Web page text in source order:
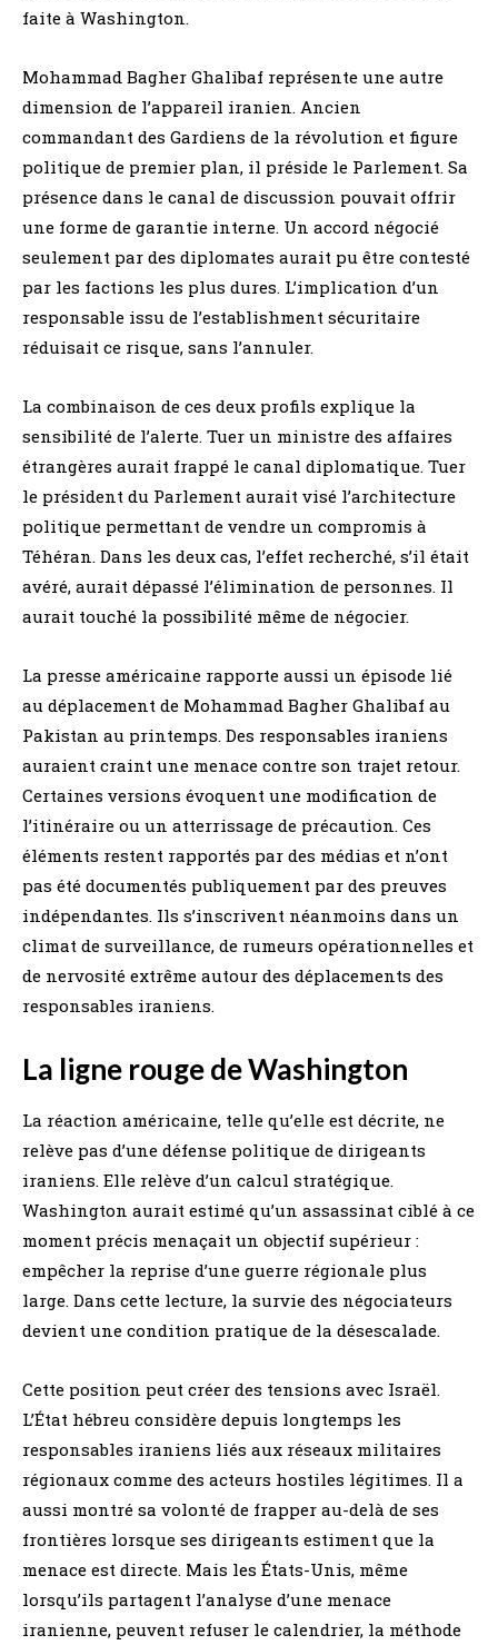
faite à Washington.
Mohammad Bagher Ghalibaf représente une autre
dimension de l’appareil iranien. Ancien
commandant des Gardiens de la révolution et figure
politique de premier plan, il préside le Parlement. Sa
présence dans le canal de discussion pouvait offrir
une forme de garantie interne. Un accord négocié
seulement par des diplomates aurait pu être contesté
par les factions les plus dures. L’implication d’un
responsable issu de l’establishment sécuritaire
réduisait ce risque, sans l’annuler.
La combinaison de ces deux profils explique la
sensibilité de l’alerte. Tuer un ministre des affaires
étrangères aurait frappé le canal diplomatique. Tuer
le président du Parlement aurait visé l’architecture
politique permettant de vendre un compromis à
Téhéran. Dans les deux cas, l’effet recherché, s’il était
avéré, aurait dépassé l’élimination de personnes. Il
aurait touché la possibilité même de négocier.
La presse américaine rapporte aussi un épisode lié
au déplacement de Mohammad Bagher Ghalibaf au
Pakistan au printemps. Des responsables iraniens
auraient craint une menace contre son trajet retour.
Certaines versions évoquent une modification de
l’itinéraire ou un atterrissage de précaution. Ces
éléments restent rapportés par des médias et n’ont
pas été documentés publiquement par des preuves
indépendantes. Ils s’inscrivent néanmoins dans un
climat de surveillance, de rumeurs opérationnelles et
de nervosité extrême autour des déplacements des
responsables iraniens.
La ligne rouge de Washington
La réaction américaine, telle qu’elle est décrite, ne
relève pas d’une défense politique de dirigeants
iraniens. Elle relève d’un calcul stratégique.
Washington aurait estimé qu’un assassinat ciblé à ce
moment précis menaçait un objectif supérieur :
empêcher la reprise d’une guerre régionale plus
large. Dans cette lecture, la survie des négociateurs
devient une condition pratique de la désescalade.
Cette position peut créer des tensions avec Israël.
L’État hébreu considère depuis longtemps les
responsables iraniens liés aux réseaux militaires
régionaux comme des acteurs hostiles légitimes. Il a
aussi montré sa volonté de frapper au-delà de ses
frontières lorsque ses dirigeants estiment que la
menace est directe. Mais les États-Unis, même
lorsqu’ils partagent l’analyse d’une menace
iranienne, peuvent refuser le calendrier, la méthode